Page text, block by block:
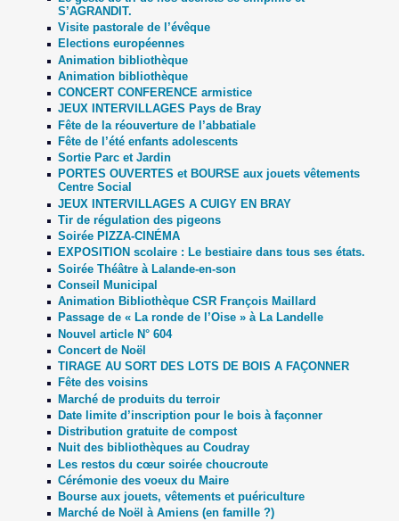
S’AGRANDIT.
Visite pastorale de l’évêque
Elections européennes
Animation bibliothèque
Animation bibliothèque
CONCERT CONFERENCE armistice
JEUX INTERVILLAGES Pays de Bray
Fête de la réouverture de l’abbatiale
Fête de l’été enfants adolescents
Sortie Parc et Jardin
PORTES OUVERTES et BOURSE aux jouets vêtements
Centre Social
JEUX INTERVILLAGES A CUIGY EN BRAY
Tir de régulation des pigeons
Soirée PIZZA-CINÉMA
EXPOSITION scolaire : Le bestiaire dans tous ses états.
Soirée Théâtre à Lalande-en-son
Conseil Municipal
Animation Bibliothèque CSR François Maillard
Passage de « La ronde de l’Oise » à La Landelle
Nouvel article N° 604
Concert de Noël
TIRAGE AU SORT DES LOTS DE BOIS A FAÇONNER
Fête des voisins
Marché de produits du terroir
Date limite d’inscription pour le bois à façonner
Distribution gratuite de compost
Nuit des bibliothèques au Coudray
Les restos du cœur soirée choucroute
Cérémonie des voeux du Maire
Bourse aux jouets, vêtements et puériculture
Marché de Noël à Amiens (en famille ?)